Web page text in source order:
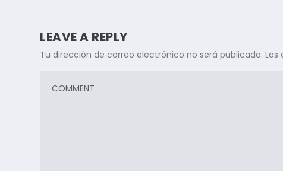
LEAVE A REPLY
Tu dirección de correo electrónico no será publicada. Los